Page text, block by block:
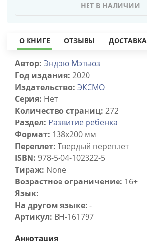
НЕТ В НАЛИЧИИ
О КНИГЕ ОТЗЫВЫ ДОСТАВКА
Автор: Эндрю Мэтьюз
Год издания: 2020
Издательство: ЭКСМО
Серия: Нет
Количество страниц: 272
Раздел: Развитие ребенка
Формат: 138х200 мм
Переплет: Твердый переплет
ISBN: 978-5-04-102322-5
Тираж: None
Возрастное ограничение: 16+
Язык:
На другом языке: -
Артикул: BH-161797
Аннотация